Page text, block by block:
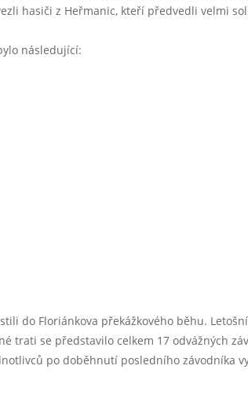
hasiči z Heřmanic, kteří předvedli velmi
následující:
do Floriánkova překážkového běhu.
trati se představilo celkem 17 odvážných
po doběhnutí posledního závodníka